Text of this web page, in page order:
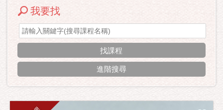
我要找
進階搜尋